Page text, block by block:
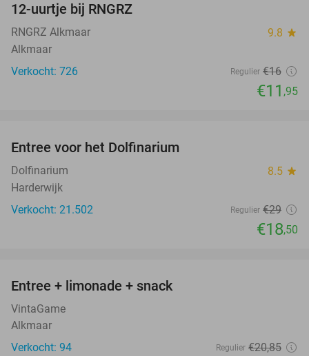
12-uurtje bij RNGRZ
RNGRZ Alkmaar 9.8 star
Alkmaar
Verkocht: 726
Regulier €16
€11 ,95
Entree voor het Dolfinarium
Dolfinarium 8.5 star
Harderwijk
Verkocht: 21.502
Regulier €29
€18,50
Entree + limonade + snack
VintaGame
Alkmaar
Verkocht: 94
Regulier €20,85